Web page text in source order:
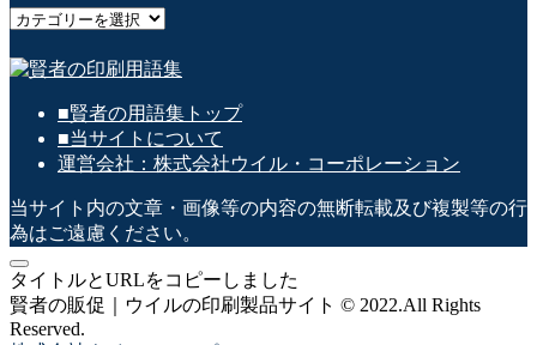
カ
ゴ
■賢者の用語集トップ
■当サイトについて
運営会社：株式会社ウイル・コーポレーション
当サイト内の文章・画像等の内容の無断転載及び複製等の行
為はご遠慮ください。
タイトルとURLをコピーしました
賢者の販促｜ウイルの印刷製品サイト © 2022.All Rights
Reserved.